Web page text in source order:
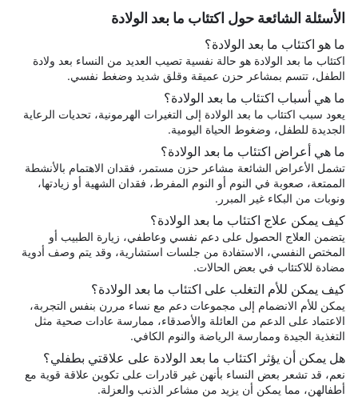
الأسئلة الشائعة حول اكتئاب ما بعد الولادة
ما هو اكتئاب ما بعد الولادة؟
اكتئاب ما بعد الولادة هو حالة نفسية تصيب العديد من النساء بعد ولادة
الطفل، تتسم بمشاعر حزن عميقة وقلق شديد وضغط نفسي.
ما هي أسباب اكتئاب ما بعد الولادة؟
يعود سبب اكتئاب ما بعد الولادة إلى التغيرات الهرمونية، تحديات الرعاية
الجديدة للطفل، وضغوط الحياة اليومية.
ما هي أعراض اكتئاب ما بعد الولادة؟
تشمل الأعراض الشائعة مشاعر حزن مستمر، فقدان الاهتمام بالأنشطة
الممتعة، صعوبة في النوم أو النوم المفرط، فقدان الشهية أو زيادتها،
ونوبات من البكاء غير المبرر.
كيف يمكن علاج اكتئاب ما بعد الولادة؟
يتضمن العلاج الحصول على دعم نفسي وعاطفي، زيارة الطبيب أو
المختص النفسي، الاستفادة من جلسات استشارية، وقد يتم وصف أدوية
مضادة للاكتئاب في بعض الحالات.
كيف يمكن للأم التغلب على اكتئاب ما بعد الولادة؟
يمكن للأم الانضمام إلى مجموعات دعم مع نساء مررن بنفس التجربة،
الاعتماد على الدعم من العائلة والأصدقاء، ممارسة عادات صحية مثل
التغذية الجيدة وممارسة الرياضة والنوم الكافي.
هل يمكن أن يؤثر اكتئاب ما بعد الولادة على علاقتي بطفلي؟
نعم، قد تشعر بعض النساء بأنهن غير قادرات على تكوين علاقة قوية مع
أطفالهن، مما يمكن أن يزيد من مشاعر الذنب والعزلة.